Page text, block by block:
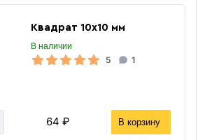
Квадрат 10х10 мм
В наличии
5 1
64 ₽ В корзину3.25